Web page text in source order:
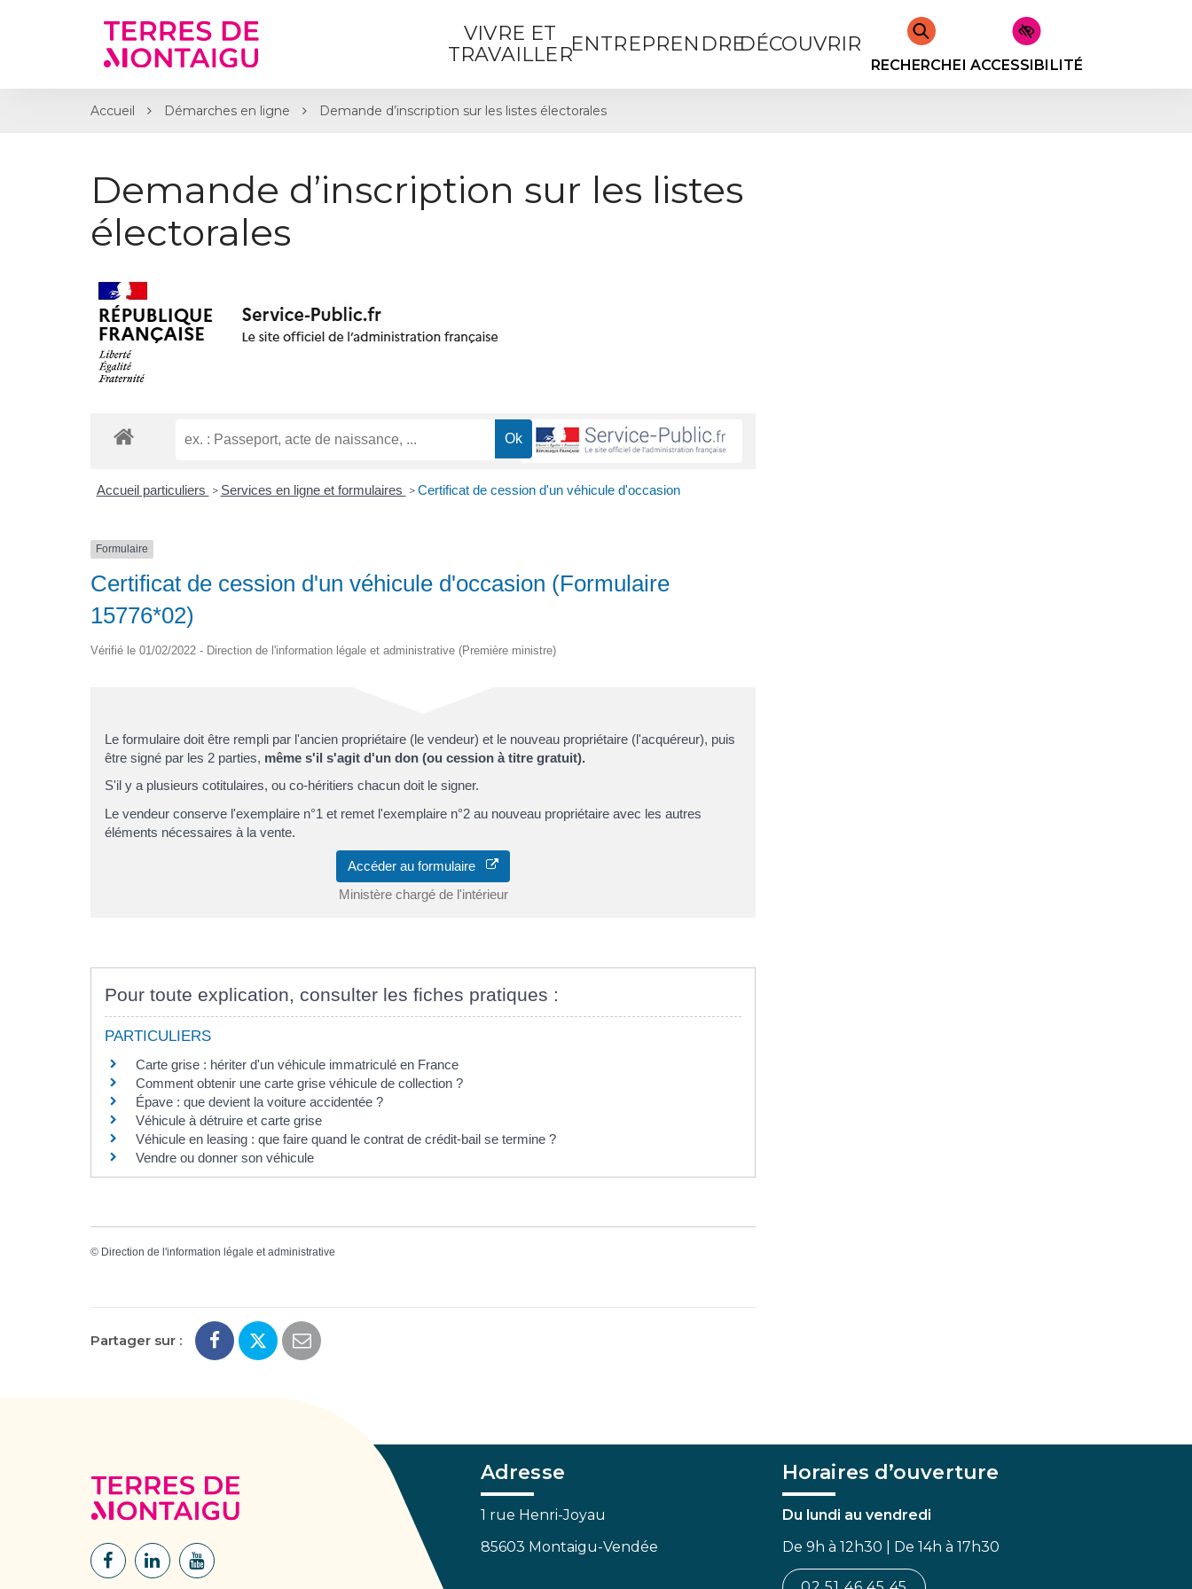
VIVRE ET
TRAVAILLERENTREPRENDREDÉCOUVRIR
RECHERCHERACCESSIBILITÉ
Accueil Démarches en ligne Demande d’inscription sur les listes électorales
Demande d’inscription sur les listes
électorales
Accueil particuliers > Services en ligne et formulaires > Certificat de cession d'un véhicule d'occasion
Formulaire
Certificat de cession d'un véhicule d'occasion (Formulaire
15776*02)
Vérifié le 01/02/2022 - Direction de l'information légale et administrative (Première ministre)
Le formulaire doit être rempli par l'ancien propriétaire (le vendeur) et le nouveau propriétaire (l'acquéreur), puis
être signé par les 2 parties, même s'il s'agit d'un don (ou cession à titre gratuit).
S'il y a plusieurs cotitulaires, ou co-héritiers chacun doit le signer.
Le vendeur conserve l'exemplaire n°1 et remet l'exemplaire n°2 au nouveau propriétaire avec les autres
éléments nécessaires à la vente.
Accéder au formulaire
Ministère chargé de l'intérieur
Pour toute explication, consulter les fiches pratiques :
PARTICULIERS
Carte grise : hériter d'un véhicule immatriculé en France
Comment obtenir une carte grise véhicule de collection ?
Épave : que devient la voiture accidentée ?
Véhicule à détruire et carte grise
Véhicule en leasing : que faire quand le contrat de crédit-bail se termine ?
Vendre ou donner son véhicule
© Direction de l'information légale et administrative
Partager sur :
Lien
Lien
Lien
Adresse
1 rue Henri-Joyau
85603 Montaigu-Vendée
Horaires d’ouverture
Du lundi au vendredi
De 9h à 12h30 | De 14h à 17h30